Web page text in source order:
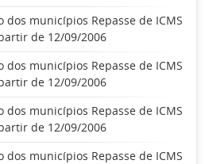
municípios Repasse de ICMS
de 12/09/2006
municípios Repasse de ICMS
de 12/09/2006
municípios Repasse de ICMS
de 12/09/2006
municípios Repasse de ICMS